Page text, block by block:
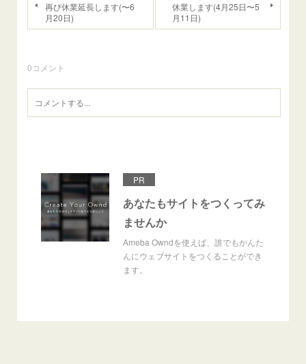
再び休業延長します(〜6
月20日)
休業します(4月25日〜5
月11日)
0コメント
PR
あなたもサイトをつくってみ
ませんか
Ameba Owndを使えば、誰でもかんた
んにウェブサイトをつくることができ
ます。